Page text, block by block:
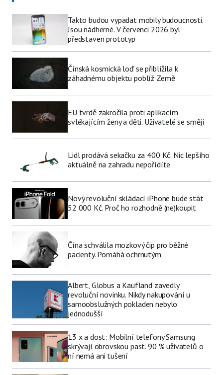
Takto budou vypadat mobily budoucnosti.
Jsou nádherné. V červenci 2026 byl
představen prototyp
Čínská kosmická loď se přiblížila k
záhadnému objektu poblíž Země
EU tvrdě zakročila proti aplikacím
svlékajícím ženy a děti. Uživatelé se smějí
Lidl prodává sekačku za 400 Kč. Nic lepšího
aktuálně na zahradu nepořídíte
Nový revoluční skládací iPhone bude stát
52 000 Kč. Proč ho rozhodně (ne)koupit
Čína schválila mozkový čip pro běžné
pacienty. Pomáhá ochrnutým
Albert, Globus a Kaufland zavedly
revoluční novinku. Nikdy nakupování u
samoobslužných pokladen nebylo
jednodušší
13 x a dost: Mobilní telefony Samsung
skrývají obrovskou past. 90 % uživatelů o
ní nemá ani tušení